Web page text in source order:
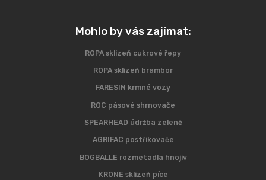
Mohlo by vás zajímat:
ROPA sklizeň cukrové řepy
ROPA sklizeň brambor
FARESIN krmné vozy
ROC pásové shrnovače
SPEARHEAD údržba zeleně
AGRIFAC postřikovače
BOGBALLE rozmetadla hnojiv
KRONE sklizeň píce